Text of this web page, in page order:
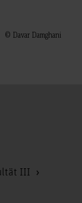
© Davar Damghani
III